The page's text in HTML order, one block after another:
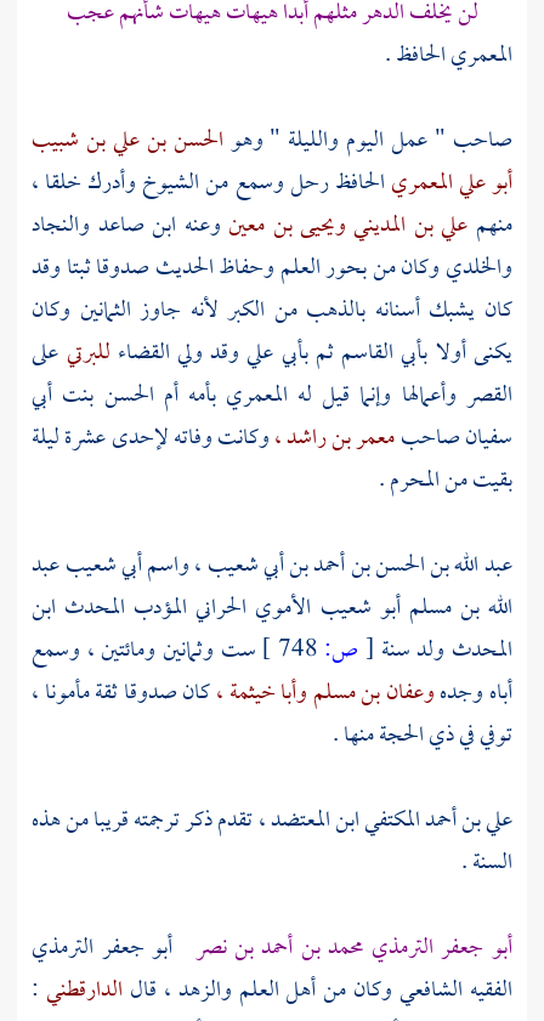
لن يخلف الدهر مثلهم أبدا هيهات هيهات شأنهم عجب
المعمريالحافظ .
صاحب " عمل اليوم والليلة " وهوالحسن بن علي بن شبيب
أبو علي المعمريالحافظ رحل وسمع من الشيوخ وأدرك خلقا ،
منهم علي بن المدينيويحيى بن معينوعنه ابن صاعد والنجاد
والخلديوكان من بحور العلم وحفاظ الحديث صدوقا ثبتا وقد
كان يشبك أسنانه بالذهب من الكبر لأنه جاوز الثمانين وكان
يكنى أولا بأبي القاسم ثم بأبي علي وقد ولي القضاء للبرتيعلى
القصر وأعمالها وإنما قيل له المعمريبأمهأم الحسن بنت أبي
سفيانصاحبمعمر بن راشد ،وكانت وفاته لإحدى عشرة ليلة
بقيت من المحرم .
عبد الله بن الحسن بن أحمد بن أبي شعيب ، واسم أبي شعيب عبد
الله بن مسلم أبو شعيب الأموي الحراني المؤدب المحدث ابن
المحدث ولد سنة [ص:
ست وثمانين ومائتين ، وسمع
أباه وجدهوعفان بن مسلموأبا خيثمة ،كان صدوقا ثقة مأمونا ،
توفي في ذي الحجة منها .
علي بن أحمد المكتفي ابن المعتضد ،تقدم ذكر ترجمته قريبا من هذه
السنة .
أبو جعفر الترمذي محمد بن أحمد بن نصر أبو جعفر الترمذي
الفقيه الشافعي وكان من أهل العلم والزهد ، قال الدارقطني :